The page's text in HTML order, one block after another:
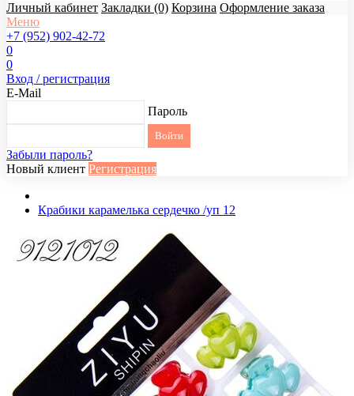
Личный кабинет Закладки (0) Корзина Оформление заказа
Меню
+7 (952) 902-42-72
0
0
Вход / регистрация
E-Mail
Пароль
Забыли пароль?
Новый клиент Регистрация
Крабики карамелька сердечко /уп 12